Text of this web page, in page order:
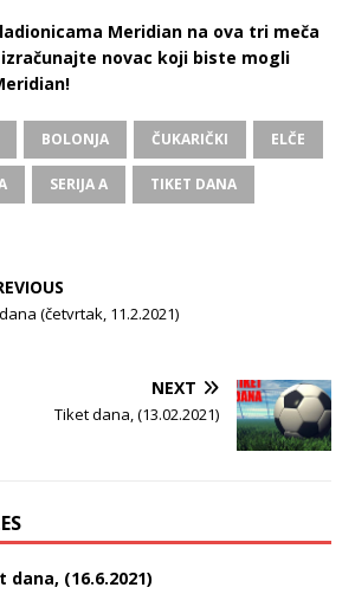
Meridian na ova tri meča
izračunajte novac koji biste mogli
BOLONJA ČUKARIČKI ELČE
SERIJA A TIKET DANA
(četvrtak, 11.2.2021)
NEXT
Tiket dana, (13.02.2021)
dana, (16.6.2021)